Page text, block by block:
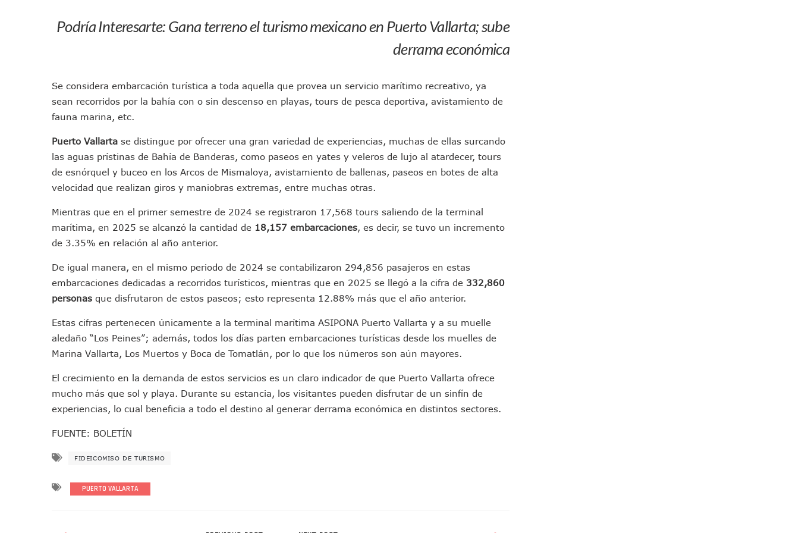
Puerto Vallarta Fortalece Su Promoción En California Con Seminarios Turísticos
Accidente En Un RZR, Principal Hipótesis Por La Muerte De Dos Jóvenes En El Río Ameca
Morena Cierra Filas Por La Defensa Del Agua De Calidad En La Zona Metropolitana De Guadalajara
Hallazgo De Yareli Colmenares Tovar Eleva A 4 Cuerpos Encontrados En El Río
Ra Aguilar Acompaña A Cientos De Familias En Las Paseadas De Las Palmas 2026
Oleaje Y Riesgo Por Cocodrilos Mantienen Restricciones En Playas De Puerto Vallarta
“Kato” Supera El Abandono Y Comienza Una Nueva Vida Con Una Familia
México Necesitaba 600 Mil Empleos; Solo Generó 262 Mil En Seis Meses: Coparmex
Poderoso Terremoto Destruye Edificios Y Puentes En Japón (VIDEOS)
Munguía Es El Sexto Mejor Alcalde De Jalisco, Según Statistical Research Corporation
ATM Incorpora 20 Nuevos Camiones Al Corredor Bahía De Banderas–Puerto Vallarta
Caída De “El Mencho” Elevó Percepción De Inseguridad En Puerto Vallarta
Morenistas Imparten Taller En Puerto Vallarta
CEDHJ Señala Violaciones A Derechos De Víctima De Abuso Sexual En Preescolar
Ayutla Bajo Investigación Tras Reporte De Posible Crematorio Clandestino
Maleza Crece En Camellones De La Principal Avenida Turística De Puerto Vallarta
Lluvias E Inundaciones No Detienen El Transporte Público En Puerto Vallarta
Bruno Blancas Reúne A Especialistas Para Analizar La Conservación Del Estero El Salado
Huracán En Formación Podría Generar Oleaje Elevado En La Costa De Jalisco
Podría Interesarte:Gana terreno el turismo mexicano en Puerto Vallarta; sube
derrama económica
Se considera embarcación turística a toda aquella que provea un servicio marítimo recreativo, ya
sean recorridos por la bahía con o sin descenso en playas, tours de pesca deportiva, avistamiento de
fauna marina, etc.
Puerto Vallarta se distingue por ofrecer una gran variedad de experiencias, muchas de ellas surcando
las aguas prístinas de Bahía de Banderas, como paseos en yates y veleros de lujo al atardecer, tours
de esnórquel y buceo en los Arcos de Mismaloya, avistamiento de ballenas, paseos en botes de alta
velocidad que realizan giros y maniobras extremas, entre muchas otras.
Mientras que en el primer semestre de 2024 se registraron 17,568 tours saliendo de la terminal
marítima, en 2025 se alcanzó la cantidad de 18,157 embarcaciones, es decir, se tuvo un incremento
de 3.35% en relación al año anterior.
De igual manera, en el mismo periodo de 2024 se contabilizaron 294,856 pasajeros en estas
embarcaciones dedicadas a recorridos turísticos, mientras que en 2025 se llegó a la cifra de 332,860
personas que disfrutaron de estos paseos; esto representa 12.88% más que el año anterior.
Estas cifras pertenecen únicamente a la terminal marítima ASIPONA Puerto Vallarta y a su muelle
aledaño “Los Peines”; además, todos los días parten embarcaciones turísticas desde los muelles de
Marina Vallarta, Los Muertos y Boca de Tomatlán, por lo que los números son aún mayores.
El crecimiento en la demanda de estos servicios es un claro indicador de que Puerto Vallarta ofrece
mucho más que sol y playa. Durante su estancia, los visitantes pueden disfrutar de un sinfín de
experiencias, lo cual beneficia a todo el destino al generar derrama económica en distintos sectores.
FUENTE: BOLETÍN
FIDEICOMISO DE TURISMO
PUERTO VALLARTA